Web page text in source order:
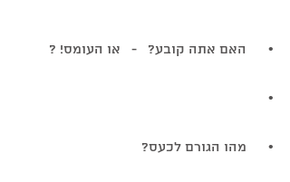
•      האם אתה קובע?   -   או העומס! ?
•
•      מהו הגורם לכעס?